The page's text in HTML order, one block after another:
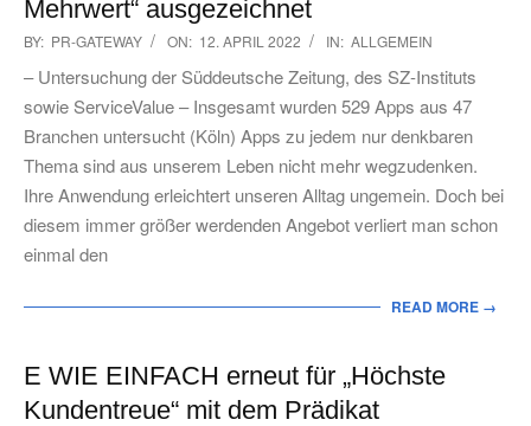
Mehrwert“ ausgezeichnet
2022-
04-
12
BY: PR-GATEWAY ON: 12. APRIL 2022 IN: ALLGEMEIN
– Untersuchung der Süddeutsche Zeitung, des SZ-Instituts
sowie ServiceValue – Insgesamt wurden 529 Apps aus 47
Branchen untersucht (Köln) Apps zu jedem nur denkbaren
Thema sind aus unserem Leben nicht mehr wegzudenken.
Ihre Anwendung erleichtert unseren Alltag ungemein. Doch bei
diesem immer größer werdenden Angebot verliert man schon
einmal den
READ MORE →
E WIE EINFACH erneut für „Höchste
Kundentreue“ mit dem Prädikat